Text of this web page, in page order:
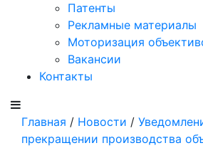
Патенты
Рекламные материалы
Моторизация
Вакансии
Контакты
Главная / Новости /
прекращении производства